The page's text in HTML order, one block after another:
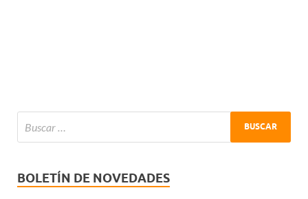
BOLETÍN DE NOVEDADES